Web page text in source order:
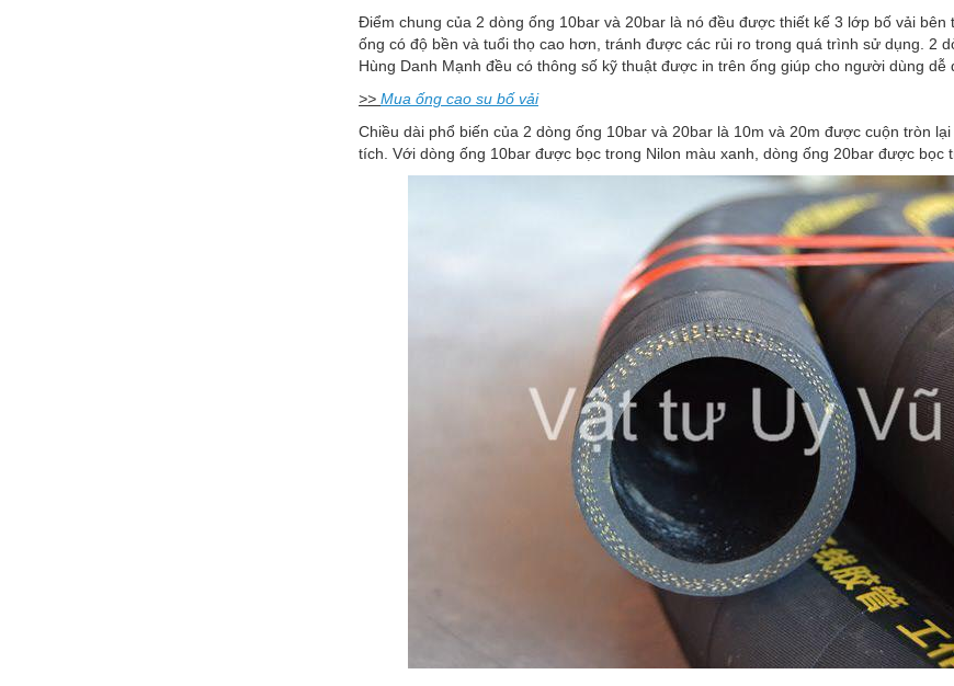
Điểm chung của 2 dòng ống 10bar và 20bar là nó đều được thiết kế 3 lớp bố vải bên
ống có độ bền và tuổi thọ cao hơn, tránh được các rủi ro trong quá trình sử dụng. 2
Hùng Danh Mạnh đều có thông số kỹ thuật được in trên ống giúp cho người dùng dễ
>> Mua ống cao su bố vải
Chiều dài phổ biến của 2 dòng ống 10bar và 20bar là 10m và 20m được cuộn tròn
tích. Với dòng ống 10bar được bọc trong Nilon màu xanh, dòng ống 20bar được bọc